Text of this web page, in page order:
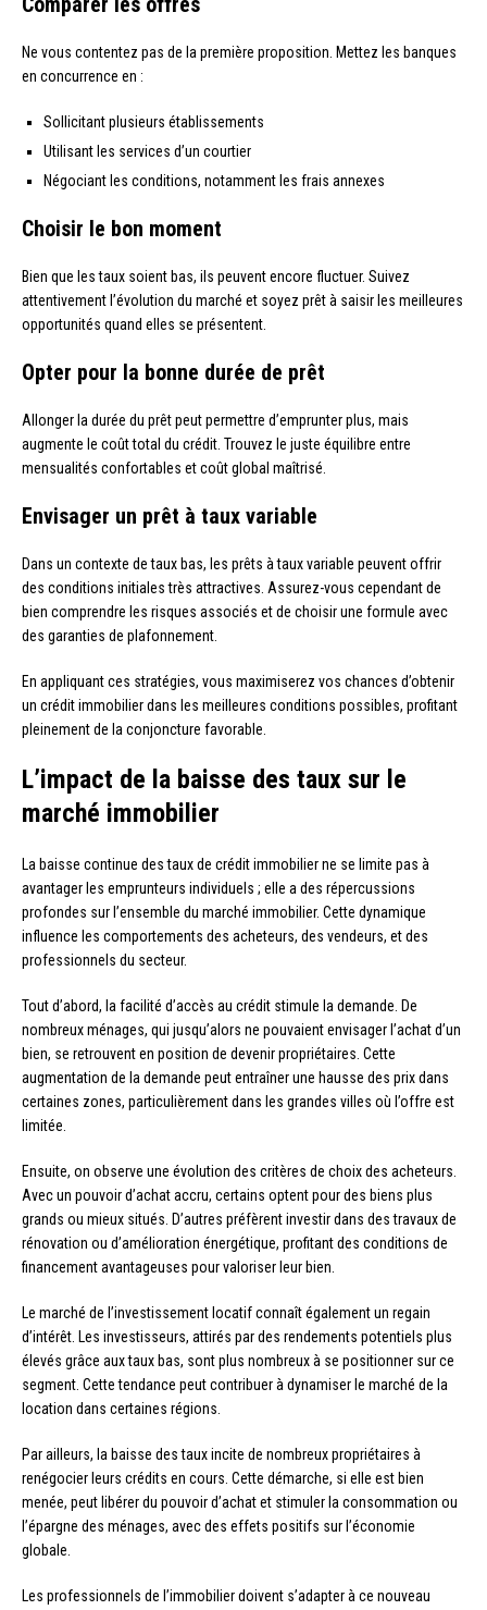
Ne vous contentez pas de la première proposition. Mettez les banques
en concurrence en :
Sollicitant plusieurs établissements
Utilisant les services d’un courtier
Négociant les conditions, notamment les frais annexes
Choisir le bon moment
Bien que les taux soient bas, ils peuvent encore fluctuer. Suivez
attentivement l’évolution du marché et soyez prêt à saisir les meilleures
opportunités quand elles se présentent.
Opter pour la bonne durée de prêt
Allonger la durée du prêt peut permettre d’emprunter plus, mais
augmente le coût total du crédit. Trouvez le juste équilibre entre
mensualités confortables et coût global maîtrisé.
Envisager un prêt à taux variable
Dans un contexte de taux bas, les prêts à taux variable peuvent offrir
des conditions initiales très attractives. Assurez-vous cependant de
bien comprendre les risques associés et de choisir une formule avec
des garanties de plafonnement.
En appliquant ces stratégies, vous maximiserez vos chances d’obtenir
un crédit immobilier dans les meilleures conditions possibles, profitant
pleinement de la conjoncture favorable.
L’impact de la baisse des taux sur le
marché immobilier
La baisse continue des taux de crédit immobilier ne se limite pas à
avantager les emprunteurs individuels ; elle a des répercussions
profondes sur l’ensemble du marché immobilier. Cette dynamique
influence les comportements des acheteurs, des vendeurs, et des
professionnels du secteur.
Tout d’abord, la facilité d’accès au crédit stimule la demande. De
nombreux ménages, qui jusqu’alors ne pouvaient envisager l’achat d’un
bien, se retrouvent en position de devenir propriétaires. Cette
augmentation de la demande peut entraîner une hausse des prix dans
certaines zones, particulièrement dans les grandes villes où l’offre est
limitée.
Ensuite, on observe une évolution des critères de choix des acheteurs.
Avec un pouvoir d’achat accru, certains optent pour des biens plus
grands ou mieux situés. D’autres préfèrent investir dans des travaux de
rénovation ou d’amélioration énergétique, profitant des conditions de
financement avantageuses pour valoriser leur bien.
Le marché de l’investissement locatif connaît également un regain
d’intérêt. Les investisseurs, attirés par des rendements potentiels plus
élevés grâce aux taux bas, sont plus nombreux à se positionner sur ce
segment. Cette tendance peut contribuer à dynamiser le marché de la
location dans certaines régions.
Par ailleurs, la baisse des taux incite de nombreux propriétaires à
renégocier leurs crédits en cours. Cette démarche, si elle est bien
menée, peut libérer du pouvoir d’achat et stimuler la consommation ou
l’épargne des ménages, avec des effets positifs sur l’économie
globale.
Les professionnels de l’immobilier doivent s’adapter à ce nouveau